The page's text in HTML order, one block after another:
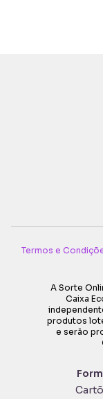
Termos e
A Sorte
Caixa
produtos
e serão